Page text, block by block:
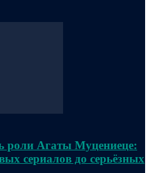
роли Агаты Муцениеце:
сериалов до серьёзных